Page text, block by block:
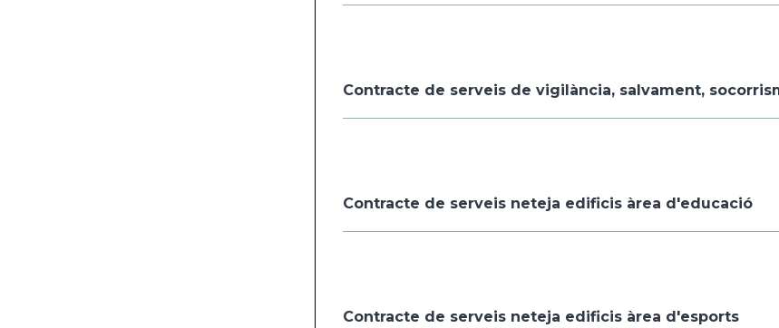
Contracte de serveis de vigilància, salvament,
Contracte de serveis neteja edificis àrea d'educació
Contracte de serveis neteja edificis àrea d'esports